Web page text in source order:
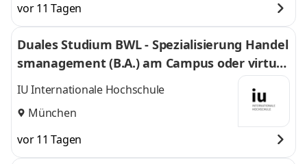
vor 11 Tagen
Duales Studium BWL - Spezialisierung Handel
smanagement (B.A.) am Campus oder virtuel
l
IU Internationale Hochschule
München
vor 11 Tagen